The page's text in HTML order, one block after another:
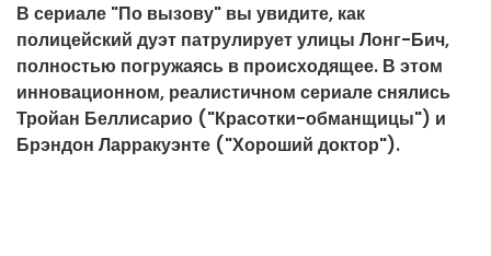
В сериале "По вызову" вы увидите, как
полицейский дуэт патрулирует улицы Лонг-Бич,
полностью погружаясь в происходящее. В этом
инновационном, реалистичном сериале снялись
Тройан Беллисарио ("Красотки-обманщицы") и
Брэндон Ларракуэнте ("Хороший доктор").